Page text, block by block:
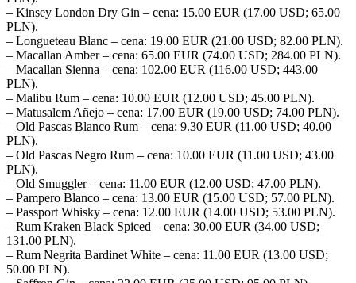
– Kinsey London Dry Gin – cena: 15.00 EUR (17.00 USD; 65.00
PLN).
– Longueteau Blanc – cena: 19.00 EUR (21.00 USD; 82.00 PLN).
– Macallan Amber – cena: 65.00 EUR (74.00 USD; 284.00 PLN).
– Macallan Sienna – cena: 102.00 EUR (116.00 USD; 443.00
PLN).
– Malibu Rum – cena: 10.00 EUR (12.00 USD; 45.00 PLN).
– Matusalem Añejo – cena: 17.00 EUR (19.00 USD; 74.00 PLN).
– Old Pascas Blanco Rum – cena: 9.30 EUR (11.00 USD; 40.00
PLN).
– Old Pascas Negro Rum – cena: 10.00 EUR (11.00 USD; 43.00
PLN).
– Old Smuggler – cena: 11.00 EUR (12.00 USD; 47.00 PLN).
– Pampero Blanco – cena: 13.00 EUR (15.00 USD; 57.00 PLN).
– Passport Whisky – cena: 12.00 EUR (14.00 USD; 53.00 PLN).
– Rum Kraken Black Spiced – cena: 30.00 EUR (34.00 USD;
131.00 PLN).
– Rum Negrita Bardinet White – cena: 11.00 EUR (13.00 USD;
50.00 PLN).